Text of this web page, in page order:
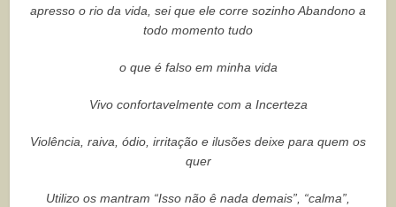
apresso o rio da vida, sei que ele corre sozinho Abandono a
todo momento tudo
o que é falso em minha vida
Vivo confortavelmente com a Incerteza
Violência, raiva, ódio, irritação e ilusões deixe para quem os
quer
Utilizo os mantram “Isso não ê nada demais”, “calma”,